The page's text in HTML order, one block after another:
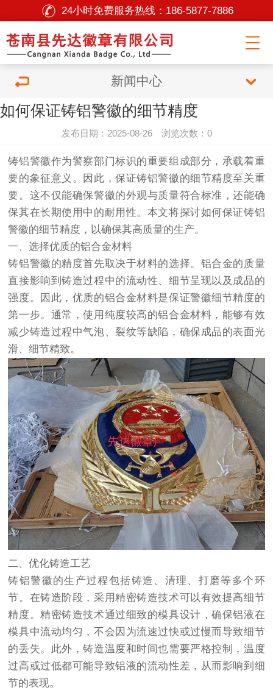
24小时免费服务热线： 186-5877-7886
新闻中心
如何保证铸铝警徽的细节精度
发布日期：2025-08-26 浏览次数：0
铸铝警徽作为警察部门标识的重要组成部分，承载着重
要的象征意义。因此，保证铸铝警徽的细节精度至关重
要。这不仅能确保警徽的外观与质量符合标准，还能确
保其在长期使用中的耐用性。本文将探讨如何保证铸铝
警徽的细节精度，以确保其高质量的生产。
一、选择优质的铝合金材料
铸铝警徽的精度首先取决于材料的选择。铝合金的质量
直接影响到铸造过程中的流动性、细节呈现以及成品的
强度。因此，优质的铝合金材料是保证警徽细节精度的
第一步。通常，使用纯度较高的铝合金材料，能够有效
减少铸造过程中气泡、裂纹等缺陷，确保成品的表面光
滑、细节精致。
二、优化铸造工艺
铸铝警徽的生产过程包括铸造、清理、打磨等多个环
节。在铸造阶段，采用精密铸造技术可以有效提高细节
精度。精密铸造技术通过细致的模具设计，确保铝液在
模具中流动均匀，不会因为流速过快或过慢而导致细节
的丢失。此外，铸造温度和时间也需要严格控制，温度
过高或过低都可能导致铝液的流动性差，从而影响到细
节的表现。